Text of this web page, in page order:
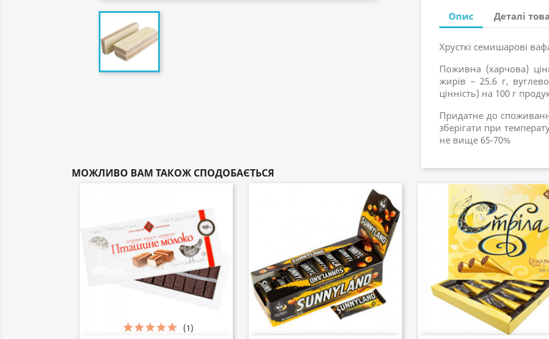
Опис Деталі
Хрусткі семишарові
Поживна (харчова)
жирів – 25.6 г,
цінність) на 100 г
Придатне до
зберігати при
не вище 65-70%
МОЖЛИВО ВАМ ТАКОЖ СПОДОБАЄТЬСЯ
(1)